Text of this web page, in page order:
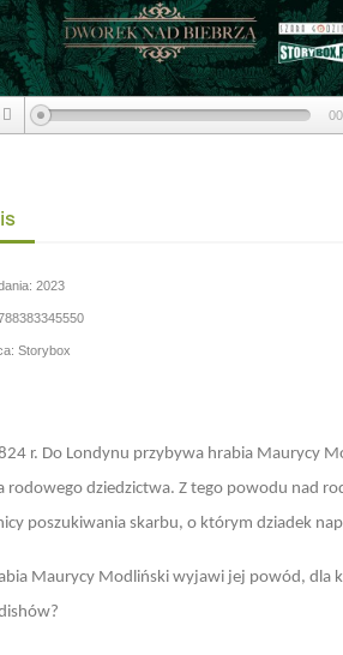
2023
Storybox
r. Do Londynu przybywa hrabia Maurycy
rodowego dziedzictwa. Z tego powodu nad
poszukiwania skarbu, o którym dziadek
Maurycy Modliński wyjawi jej powód, dla